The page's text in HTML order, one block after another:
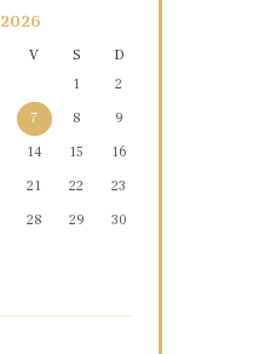
2026
V S
D
1
2
7 8
9
14 15
16
21 22
23
28 29
30